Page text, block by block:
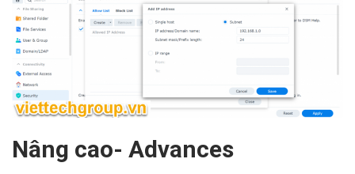
Nâng cao- Advances